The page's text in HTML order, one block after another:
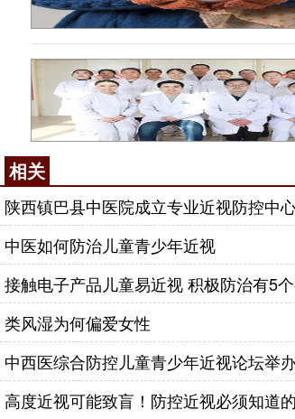
相关
陕西镇巴县中医院成立专业近视防控中
中医如何防治儿童青少年近视
接触电子产品儿童易近视 积极防治有5
类风湿为何偏爱女性
中西医综合防控儿童青少年近视论坛举
高度近视可能致盲！防控近视必须知道